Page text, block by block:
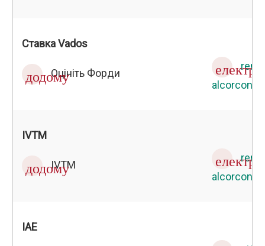
Ставка Vados
додомуОцініть Форди
IVTM
додому
IVTM
ІАЕ